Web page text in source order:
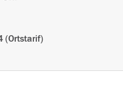
(Ortstarif)